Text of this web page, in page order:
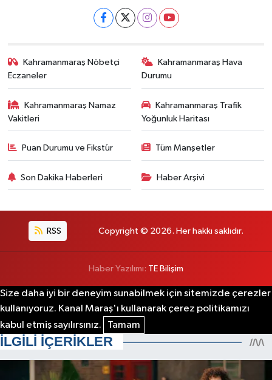
Kahramanmaraş Nöbetçi
Eczaneler
Kahramanmaraş Hava
Durumu
Kahramanmaraş Namaz
Vakitleri
Kahramanmaraş Trafik
Yoğunluk Haritası
Puan Durumu ve Fikstür Tüm Manşetler
Son Dakika Haberleri Haber Arşivi
RSS Copyright © 2026. Her hakkı saklıdır.
Haber Yazılımı: TE Bilişim
Size daha iyi bir deneyim sunabilmek için sitemizde çerezler
kullanıyoruz. Kanal Maraş'ı kullanarak çerez politikamızı
kabul etmiş sayılırsınız.
Tamam